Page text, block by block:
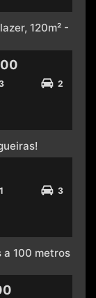
120m² -
2
1 3
100 metros